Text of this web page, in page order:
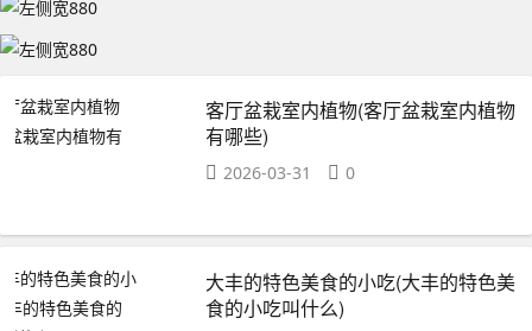
客厅盆栽室内植物(客厅盆栽室内植物
有哪些)
2026-03-31 0
大丰的特色美食的小吃(大丰的特色美
食的小吃叫什么)